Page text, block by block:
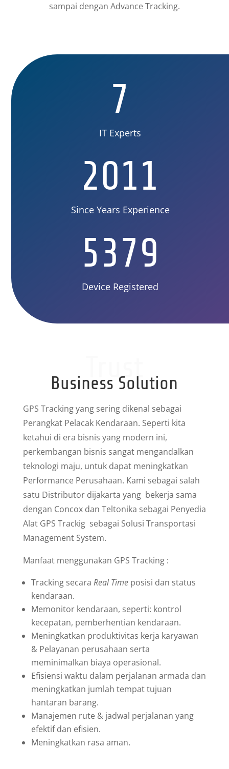
sampai dengan Advance Tracking.
7
IT Experts
2011
Since Years Experience
5379
Device Registered
Trust
Business Solution
GPS Tracking yang sering dikenal sebagai
Perangkat Pelacak Kendaraan. Seperti kita
ketahui di era bisnis yang modern ini,
perkembangan bisnis sangat mengandalkan
teknologi maju, untuk dapat meningkatkan
Performance Perusahaan. Kami sebagai salah
satu Distributor dijakarta yang bekerja sama
dengan Concox dan Teltonika sebagai Penyedia
Alat GPS Trackig sebagai Solusi Transportasi
Management System.
Manfaat menggunakan GPS Tracking :
Tracking secara Real Timeposisi dan status
kendaraan.
Memonitor kendaraan, seperti: kontrol
kecepatan, pemberhentian kendaraan.
Meningkatkan produktivitas kerja karyawan
& Pelayanan perusahaan serta
meminimalkan biaya operasional.
Efisiensi waktu dalam perjalanan armada dan
meningkatkan jumlah tempat tujuan
hantaran barang.
Manajemen rute & jadwal perjalanan yang
efektif dan efisien.
Meningkatkan rasa aman.